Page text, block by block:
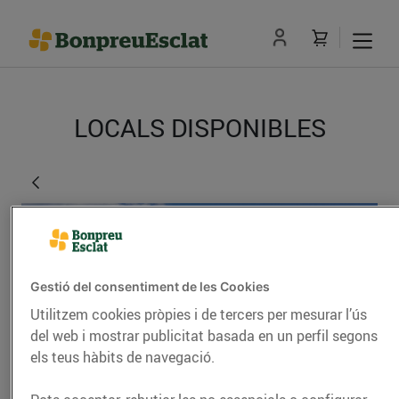
LOCALS DISPONIBLES
Collbató
Gestió del consentiment de les Cookies
Utilitzem cookies pròpies i de tercers per mesurar l’ús
del web i mostrar publicitat basada en un perfil segons
els teus hàbits de navegació.